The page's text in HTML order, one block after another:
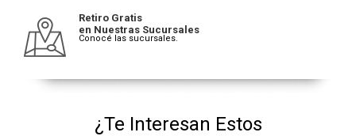
Retiro Gratis
en Nuestras Sucursales
Conocé las sucursales.
¿Te Interesan Estos